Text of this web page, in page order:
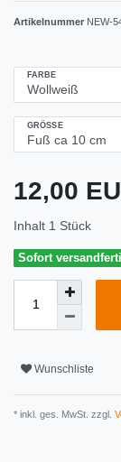
Artikelnummer NEW-
FARBE
GRÖSSE
12,00
Inhalt 1 Stück
Sofort
Wunschliste
* inkl. ges. MwSt. zzgl.